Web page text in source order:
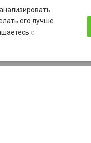
лояльности
его лучше.
с